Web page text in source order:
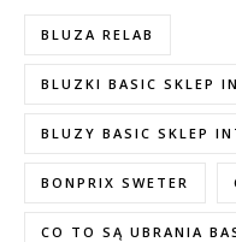
BLUZA RELAB
BLUZKI BASIC SKLEP
BLUZY BASIC SKLEP
BONPRIX SWETER
CO TO SĄ UBRANIA